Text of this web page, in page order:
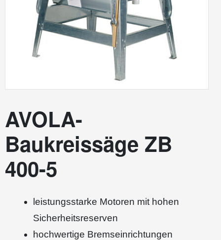
AVOLA-
Baukreissäge ZB
400-5
leistungsstarke Motoren mit hohen
Sicherheitsreserven
hochwertige Bremseinrichtungen